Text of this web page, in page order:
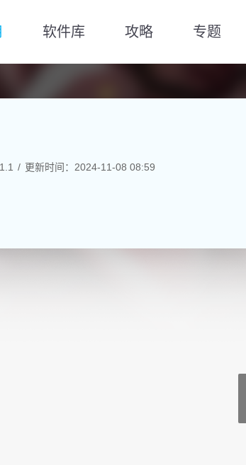
软件库 攻略 专题
更新时间：2024-11-08 08:59